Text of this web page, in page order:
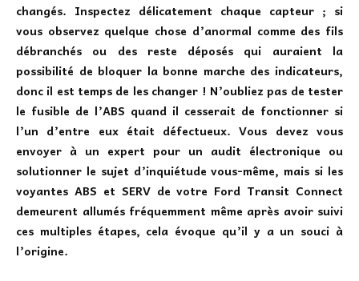
changés. Inspectez délicatement chaque capteur ; si
vous observez quelque chose d’anormal comme des fils
débranchés ou des reste déposés qui auraient la
possibilité de bloquer la bonne marche des indicateurs,
donc il est temps de les changer ! N’oubliez pas de tester
le fusible de l’ABS quand il cesserait de fonctionner si
l’un d’entre eux était défectueux. Vous devez vous
envoyer à un expert pour un audit électronique ou
solutionner le sujet d’inquiétude vous-même, mais si les
voyantes ABS et SERV de votre Ford Transit Connect
demeurent allumés fréquemment même après avoir suivi
ces multiples étapes, cela évoque qu’il y a un souci à
l’origine.